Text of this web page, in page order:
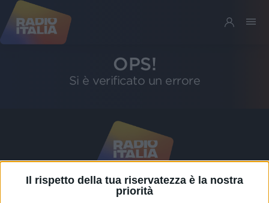
Il rispetto della tua riservatezza è la nostra
priorità
OPS!
Si è verificato un errore
Riservatezza